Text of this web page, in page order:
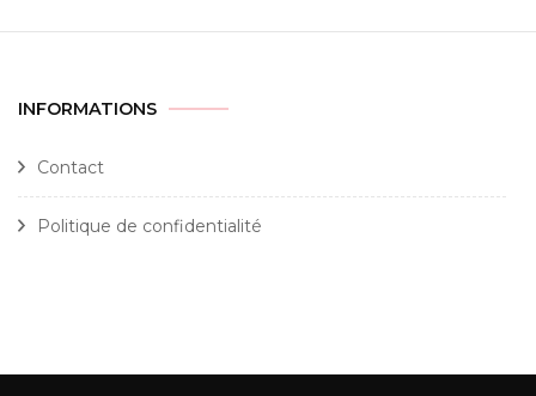
INFORMATIONS
Contact
Politique de confidentialité